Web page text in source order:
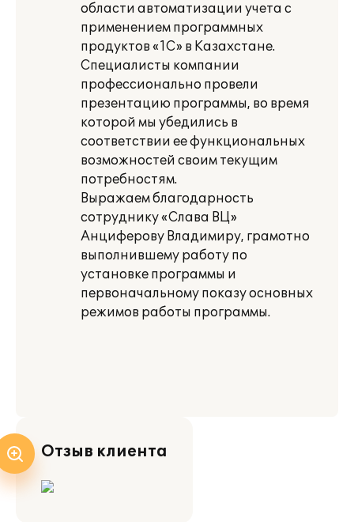
области автоматизации учета с
применением программных
продуктов «1С» в Казахстане.
Специалисты компании
профессионально провели
презентацию программы, во время
которой мы убедились в
соответствии ее функциональных
возможностей своим текущим
потребностям.
Выражаем благодарность
сотруднику «Слава ВЦ»
Анциферову Владимиру, грамотно
выполнившему работу по
установке программы и
первоначальному показу основных
режимов работы программы.
Отзыв клиента